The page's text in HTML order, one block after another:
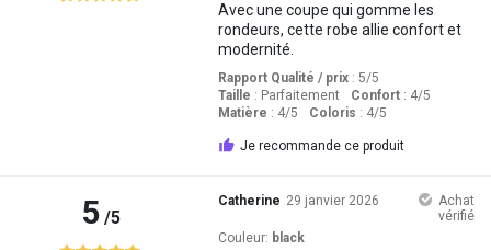
Avec une coupe qui gomme les
rondeurs, cette robe allie confort et
modernité.
Rapport Qualité / prix: 5/5
Taille : Parfaitement Confort: 4/5
Matière : 4/5 Coloris : 4/5
Je recommande ce produit
5/5
Catherine 29 janvier 2026
Achat
vérifié
Couleur: black